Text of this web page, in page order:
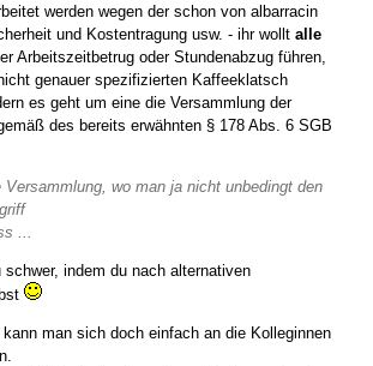
werden wegen der schon von albarracin
und Kostentragung usw. - ihr wollt alle
Arbeitszeitbetrug oder Stundenabzug führen,
genauer spezifizierten Kaffeeklatsch
es geht um eine die Versammlung der
des bereits erwähnten § 178 Abs. 6 SGB
Versammlung, wo man ja nicht unbedingt den
...
indem du nach alternativen
kann man sich doch einfach an die Kolleginnen